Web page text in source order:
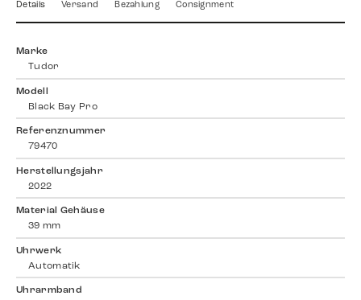
Details Versand Bezahlung Consignment
Marke
Tudor
Modell
Black Bay Pro
Referenznummer
79470
Herstellungsjahr
2022
Material Gehäuse
39 mm
Uhrwerk
Automatik
Uhrarmband